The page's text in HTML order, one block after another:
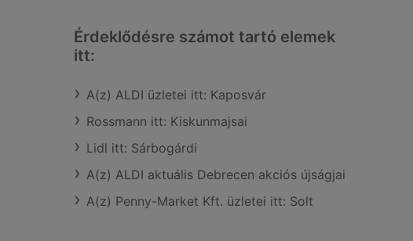
Érdeklődésre számot tartó elemek
itt:
A(z) ALDI üzletei itt: Kaposvár
Rossmann itt: Kiskunmajsai
Lidl itt: Sárbogárdi
A(z) ALDI aktuális Debrecen akciós újságjai
A(z) Penny-Market Kft. üzletei itt: Solt